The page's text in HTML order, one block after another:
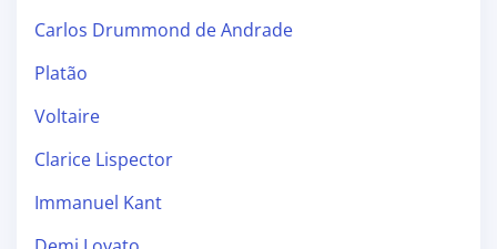
Carlos Drummond de Andrade
Platão
Voltaire
Clarice Lispector
Immanuel Kant